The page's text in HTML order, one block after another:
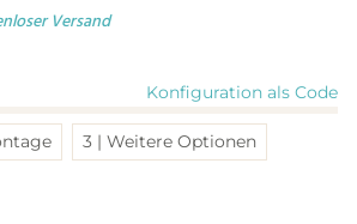
Versand
Konfiguration als Code
3 | Weitere Optionen